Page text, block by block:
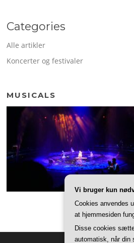
Categories
Alle artikler
Koncerter og festivaler
MUSICALS
Vi bruger kun
Cookies anvendes
at hjemmesiden
Disse cookies
automatisk, når din